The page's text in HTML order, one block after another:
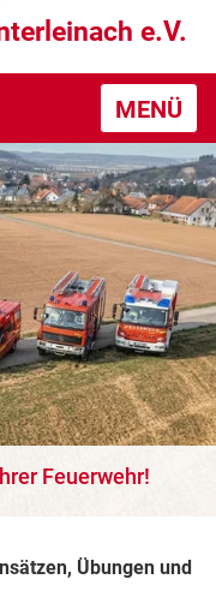
e.V.
MENÜ
Feuerwehr!
Übungen und